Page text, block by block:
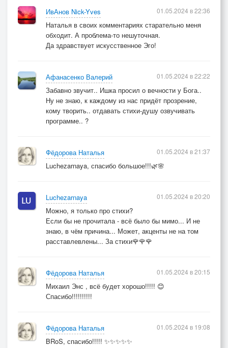
ИвАнов Nick-Yves
Наталья в своих комментариях старательно меня
обходит. А проблема-то нешуточная.
Да здравствует искусственное Эго!
01.05.2024 в 22:36
Афанасенко Валерий
Забавно звучит.. Ишка просил о вечности у Бога..
Ну не знаю, к каждому из нас придёт прозрение,
кому творить.. отдавать стихи-душу озвучивать
программе.. ?
01.05.2024 в 22:22
Фёдорова Наталья
Luchezarnaya, спасибо большое!!!🌿🌸
01.05.2024 в 21:37
Luchezarnaya
Можно, я только про стихи?
Если бы не прочитала - всё было бы мимо... И не
знаю, в чём причина... Может, акценты не на том
расставлевлены... За стихи🌹🌹🌹
01.05.2024 в 20:20
Фёдорова Наталья
Михаил Энс , всё будет хорошо!!!!! 😊
Спасибо!!!!!!!!!!
01.05.2024 в 20:15
Фёдорова Наталья
BRoS, спасибо!!!!! ✨✨✨✨✨
01.05.2024 в 19:08